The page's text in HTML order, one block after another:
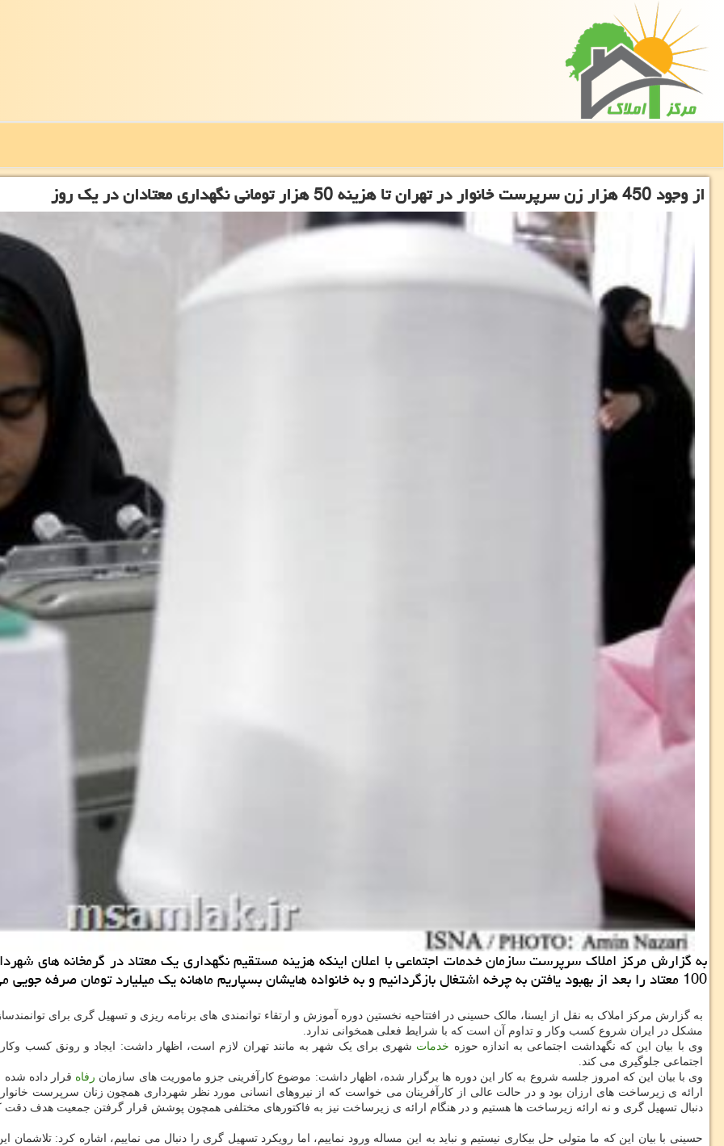
از وجود 450 هزار زن سرپرست خانوار در تهران تا هزینه 50 هزار تومانی نگهداری معتادان در یك روز
100 معتاد را بعد از بهبود یافتن به چرخه اشتغال بازگردانیم و به خانواده هایشان بسپاریم ماهانه یك میلیارد تومان صرفه جویی می شود.
به گزارش مرکز املاک به نقل از ایسنا، مالک حسینی در افتتاحیه نخستین دوره آموزش و ارتقاء توانمندی های برنامه ریزی و تسهیل گری برای
مشکل در ایران شروع کسب وکار و تداوم آن است که با شرایط فعلی همخوانی ندارد.
وی با بیان این که نگهداشت اجتماعی به اندازه حوزه خدمات شهری برای یک شهر به مانند تهران لازم است، اظهار داشت: ایجاد و رونق کسب
اجتماعی جلوگیری می کند.
وی با بیان این که امروز جلسه شروع به کار این دوره ها برگزار شده، اظهار داشت: موضوع کارآفرینی جزو ماموریت های سازمان رفاه قرار داده
ارائه ی زیرساخت های ارزان بود و در حالت عالی از کارآفرینان می خواست که از نیروهای انسانی مورد نظر شهرداری همچون زنان سرپرست خانوار و
دنبال تسهیل گری و نه ارائه زیرساخت ها هستیم و در هنگام ارائه ی زیرساخت نیز به فاکتورهای مختلفی همچون پوشش قرار گرفتن جمعیت هدف دقت
حسینی با بیان این که ما متولی حل بیکاری نیستیم و نباید به این مساله ورود نماییم، اما رویکرد تسهیل گری را دنبال می نماییم، اشاره کرد: